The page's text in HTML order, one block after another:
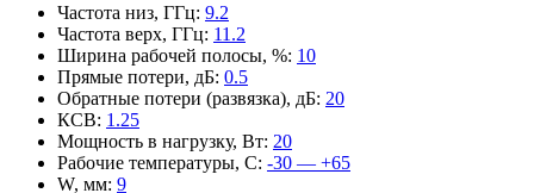
Частота низ, ГГц: 9.2
Частота верх, ГГц: 11.2
Ширина рабочей полосы, %: 10
Прямые потери, дБ: 0.5
Обратные потери (развязка), дБ: 20
КСВ: 1.25
Мощность в нагрузку, Вт: 20
Рабочие температуры, С: -30 — +65
W, мм: 9